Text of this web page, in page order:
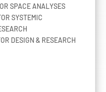
SPACE ANALYSES
SYSTEMIC
DESIGN & RESEARCH